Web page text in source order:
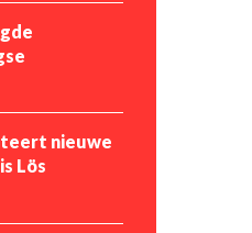
nieuwe
Lös